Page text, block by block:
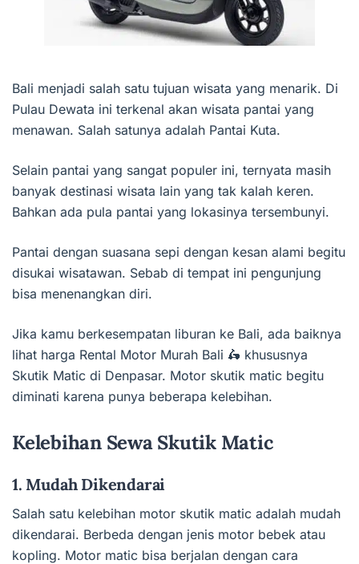
Bali menjadi salah satu tujuan wisata yang menarik. Di
Pulau Dewata ini terkenal akan wisata pantai yang
menawan. Salah satunya adalah Pantai Kuta.
Selain pantai yang sangat populer ini, ternyata masih
banyak destinasi wisata lain yang tak kalah keren.
Bahkan ada pula pantai yang lokasinya tersembunyi.
Pantai dengan suasana sepi dengan kesan alami begitu
disukai wisatawan. Sebab di tempat ini pengunjung
bisa menenangkan diri.
Jika kamu berkesempatan liburan ke Bali, ada baiknya
lihat harga Rental Motor Murah Bali 🛵 khususnya
Skutik Matic di Denpasar. Motor skutik matic begitu
diminati karena punya beberapa kelebihan.
Kelebihan Sewa Skutik Matic
1. Mudah Dikendarai
Salah satu kelebihan motor skutik matic adalah mudah
dikendarai. Berbeda dengan jenis motor bebek atau
kopling. Motor matic bisa berjalan dengan cara